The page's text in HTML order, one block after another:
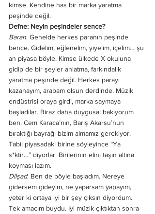
kimse. Kendine has bir marka yaratma
peşinde değil.
Defne: Neyin peşindeler sence?
Baran: Genelde herkes paranın peşinde
bence. Gidelim, eğlenelim, yiyelim, içelim… şu
an piyasa böyle. Kimse ülkede X okuluna
gidip de bir şeyler anlatma, farkındalık
yaratma peşinde değil. Herkes parayı
kazanayım, arabam olsun derdinde. Müzik
endüstrisi oraya girdi, marka saymaya
başladılar. Biraz daha duygusal bakıyorum
ben. Cem Karaca’nın, Barış Akarsu’nun
bıraktığı bayrağı bizim almamız gerekiyor.
Tabii piyasadaki birine söyleyince “Ya
s*ktir…” diyorlar. Birilerinin elini taşın altına
koyması lazım.
Dilşad: Ben de böyle başladım. Nereye
gidersem gideyim, ne yaparsam yapayım,
yeter ki ortaya iyi bir şey çıksın diyordum.
Tek amacım buydu. İyi müzik çıktıktan sonra